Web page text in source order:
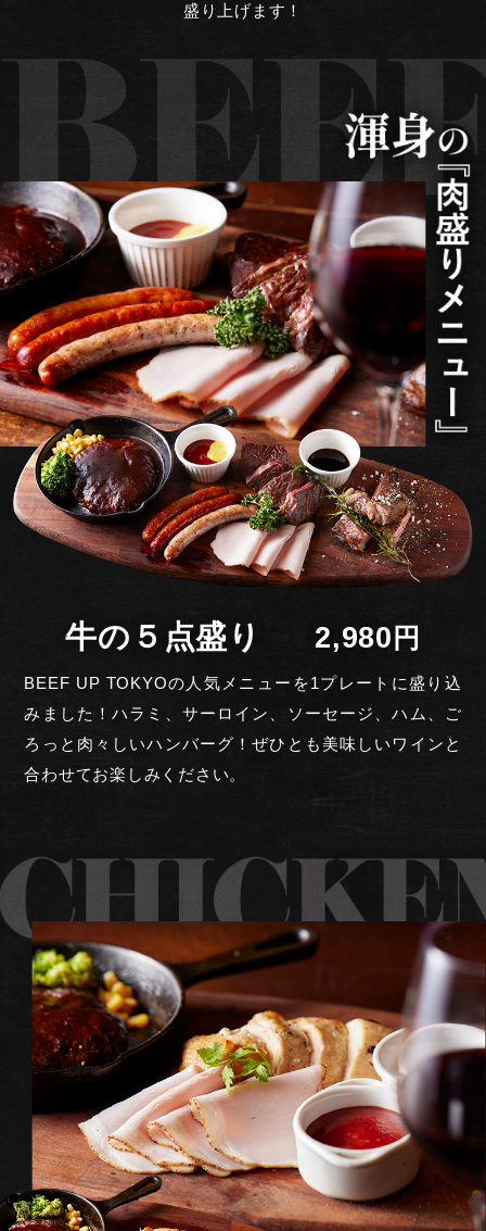
盛り上げます！
牛の５点盛り 2,980 円
BEEF UP TOKYOの人気メニューを1プレートに盛り込
みました！ハラミ、サーロイン、ソーセージ、ハム、ご
ろっと肉々しいハンバーグ！ぜひとも美味しいワインと
合わせてお楽しみください。